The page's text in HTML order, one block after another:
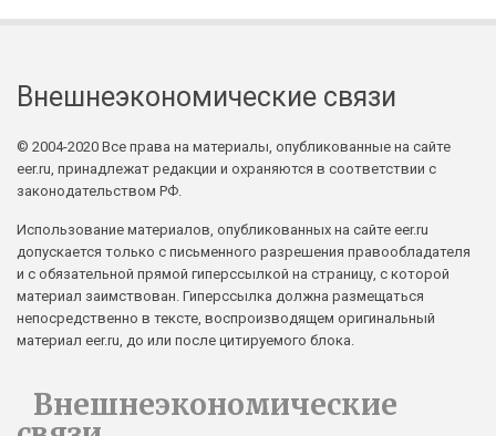
Внешнеэкономические связи
© 2004-2020 Все права на материалы, опубликованные на сайте
eer.ru, принадлежат редакции и охраняются в соответствии с
законодательством РФ.
Использование материалов, опубликованных на сайте eer.ru
допускается только с письменного разрешения правообладателя
и с обязательной прямой гиперссылкой на страницу, с которой
материал заимствован. Гиперссылка должна размещаться
непосредственно в тексте, воспроизводящем оригинальный
материал eer.ru, до или после цитируемого блока.
Внешнеэкономические